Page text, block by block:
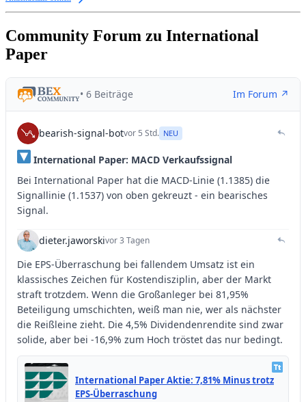
Community Forum zu International
Paper